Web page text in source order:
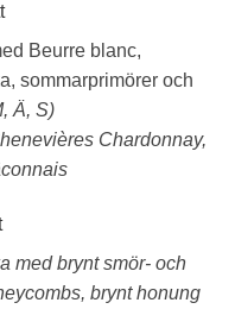
Beurre blanc,
sommarprimörer och
Ä, S)
Chardonnay,
med brynt smör- och
brynt honung